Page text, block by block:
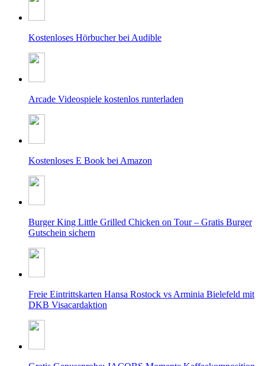
Kostenloses Hörbucher bei Audible
Arcade Videospiele kostenlos runterladen
Kostenloses E Book bei Amazon
Burger King Little Grilled Chicken on Tour – Gratis Burger
Gutschein sichern
Freie Eintrittskarten Hansa Rostock vs Arminia Bielefeld mit
DKB Visacardaktion